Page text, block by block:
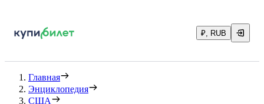
₽, RUB
Главная
Энциклопедия
США